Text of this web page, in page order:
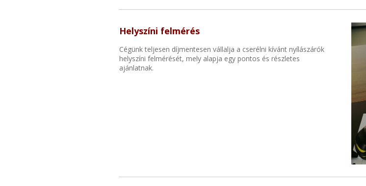
Helyszíni felmérés
Cégünk teljesen díjmentesen vállalja a cserélni kívánt nyílászárók
helyszíni felmérését, mely alapja egy pontos és részletes
ajánlatnak.